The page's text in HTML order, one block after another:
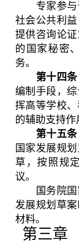
专家参与
社会公共利
提供咨询论
的国家秘密
务。
第十四条
编制手段，
挥高等学校
的辅助支持作
第十五条
国家发展规
草，按照规
议。
国务院国
发展规划草
材料。
第三章